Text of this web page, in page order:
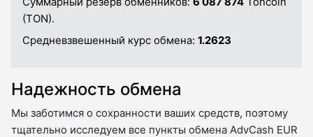
(TON).
Средневзвешенный курс обмена: 1.2623
Надежность обмена
Мы заботимся о сохранности ваших средств, поэтому
тщательно исследуем все пункты обмена AdvCash EUR